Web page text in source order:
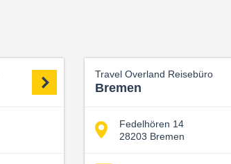
Travel Overland Reisebüro
Bremen
Fedelhören 14
28203 Bremen